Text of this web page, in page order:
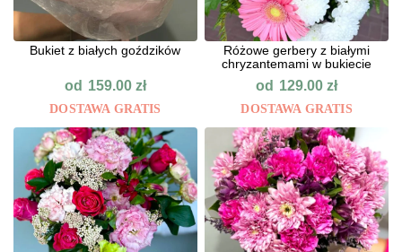
Bukiet z białych goździków
od 159.00 zł
DOSTAWA GRATIS
Różowe gerbery z białymi
chryzantemami w bukiecie
od 129.00zł
DOSTAWA GRATIS